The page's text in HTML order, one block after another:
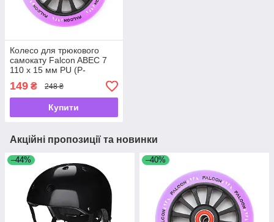
Колесо для трюкового
самокату Falcon ABEC 7
110 x 15 мм PU (P-
5907739318459) -
UKMarket-
149 ₴ 248 ₴
Купити
Акційні пропозиції та новинки
–44% –40%